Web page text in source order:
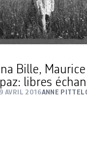
Bille, Maurice
libres
AVRIL 2016ANNE